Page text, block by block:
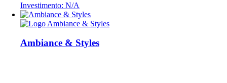
Investimento: N/A
Ambiance & Styles